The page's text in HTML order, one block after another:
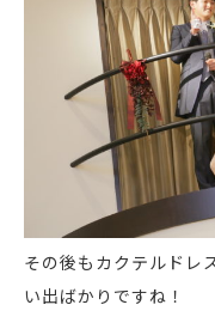
その後もカクテルドレ
い出ばかりですね！